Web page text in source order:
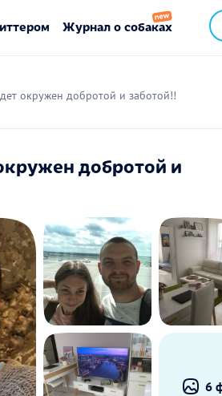
Журнал о собаках
окружен добротой и заботой!!
добротой и
6